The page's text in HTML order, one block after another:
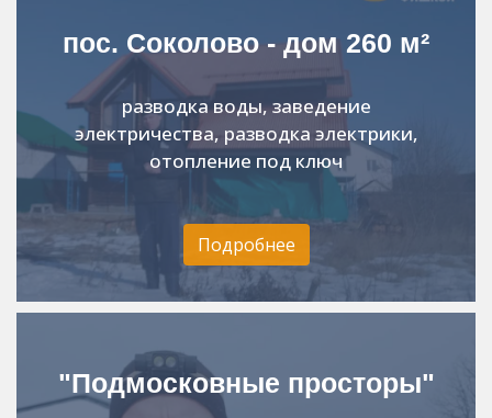
пос. Соколово - дом 260 м²
разводка воды, заведение
электричества, разводка электрики,
отопление под ключ
Подробнее
"Подмосковные просторы"